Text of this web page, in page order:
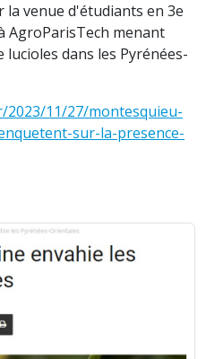
venue d'étudiants en 3e
AgroParisTech menant
dans les Pyrénées-
11/27/montesquieu-
sur-la-presence-